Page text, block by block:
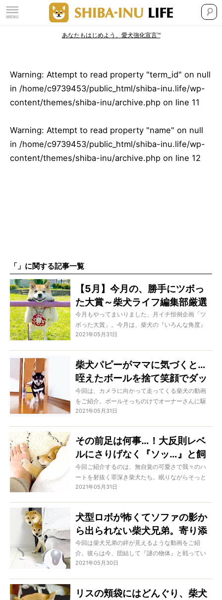
あなたもはじめよう、愛犬強化宣言™
Warning: Attempt to read property "term_id" on null
in /home/c9739453/public_html/shiba-inu.life/wp-
content/themes/shiba-inu/archive.php on line 11
Warning: Attempt to read property "name" on null
in /home/c9739453/public_html/shiba-inu.life/wp-
content/themes/shiba-inu/archive.php on line 12
「」に関する記事一覧
【5月】今月の、勝手にツボっ
た大賞～柴犬ライフ編集部厳選
～
今月もやってまいりました、月イチ恒例企画「ツ
ボった大賞」。今月は、柴犬の『いろんな角度』
のあらゆる魅力を、もしかしたら丸ごと全部詰め
ください！
2021年05月31日
柴犬パピーがママに気づくと…
咥えたボールを捨て笑顔でダッ
シュ！『可愛さ』に襲撃される
臨場感に震えた【動画】
今回は、カメラに向かって走ってくる柴犬の動画
をご紹介。ボールそっちのけでオーナーさんに駆
け寄る姿にキュンとさせられたり、勢いがありす
2021年05月31日
その前足は何事…！大反則レベ
ルにさりげなく『ソッ…』と飼
い主に甘える柴犬が天使すぎ
た。甘えん坊万歳！
今回ご紹介するのは、無自覚の可愛さで我々のハ
ートを射抜く罪深き柴犬たち。眠りながらそっと
前足をオーナーさんに乗せてみたり、おもちゃを
2021年05月31日
犬型ロボが怖くてソファの影か
ら出られない柴犬兄弟。寄り添
い団結してる感じがめちゃ可愛
い…【動画】
今回は柴犬兄弟の絆が見えるような動画をご紹
介。彼らは今、団結して『謎の物体』と戦ってい
るのです。それは喋って動く犬型ロボ。この動き
仕草にはもうときめき不可避！
2021年05月30日
リスの頬袋にはどんぐり、柴犬